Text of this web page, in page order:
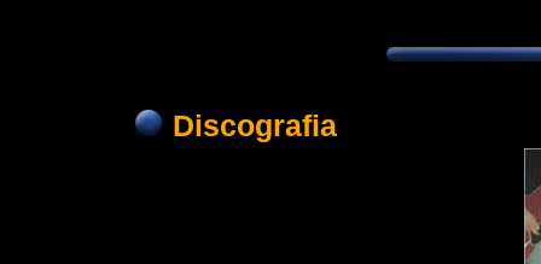
Discografia